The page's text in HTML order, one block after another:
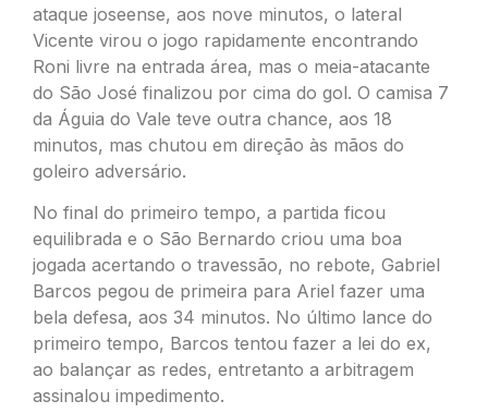
ataque joseense, aos nove minutos, o lateral
Vicente virou o jogo rapidamente encontrando
Roni livre na entrada área, mas o meia-atacante
do São José finalizou por cima do gol. O camisa 7
da Águia do Vale teve outra chance, aos 18
minutos, mas chutou em direção às mãos do
goleiro adversário.
No final do primeiro tempo, a partida ficou
equilibrada e o São Bernardo criou uma boa
jogada acertando o travessão, no rebote, Gabriel
Barcos pegou de primeira para Ariel fazer uma
bela defesa, aos 34 minutos. No último lance do
primeiro tempo, Barcos tentou fazer a lei do ex,
ao balançar as redes, entretanto a arbitragem
assinalou impedimento.